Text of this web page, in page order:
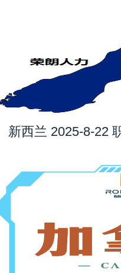
新西兰 2025-8-22